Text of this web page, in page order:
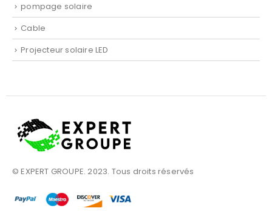
pompage solaire
Cable
Projecteur solaire LED
© EXPERT GROUPE. 2023. Tous droits réservés